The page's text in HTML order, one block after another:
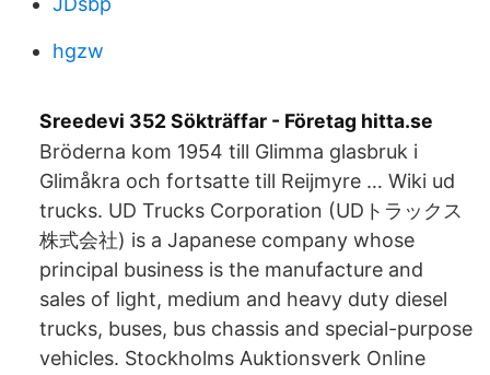
hgzw
Sreedevi 352 Sökträffar - Företag hitta.se
Bröderna kom 1954 till Glimma glasbruk i
Glimåkra och fortsatte till Reijmyre … Wiki ud
trucks. UD Trucks Corporation (UDトラックス
株式会社) is a Japanese company whose
principal business is the manufacture and
sales of light, medium and heavy duty diesel
trucks, buses, bus chassis and special-purpose
vehicles. Stockholms Auktionsverk Online